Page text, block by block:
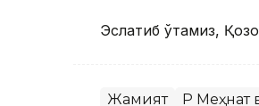
Эслатиб ўтамиз,
Жамият ҚР